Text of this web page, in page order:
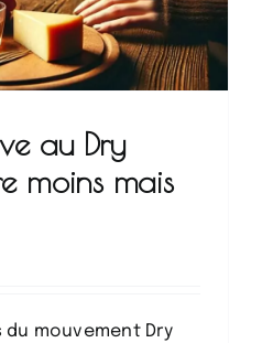
au Dry
moins mais
mouvement Dry